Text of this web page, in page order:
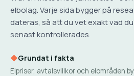
elbolag. Varje sida bygger på
dateras, så att du vet exakt vad
senast kontrollerades.
◆Grundat i fakta
Elpriser, avtalsvillkor och elområden